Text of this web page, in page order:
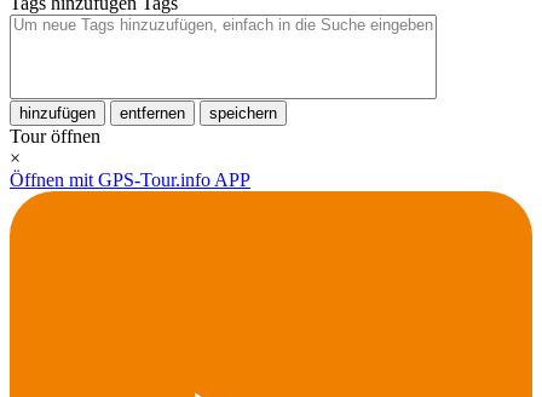
hinzufügen entfernen speichern
Tour öffnen
×
Öffnen mit GPS-Tour.info APP